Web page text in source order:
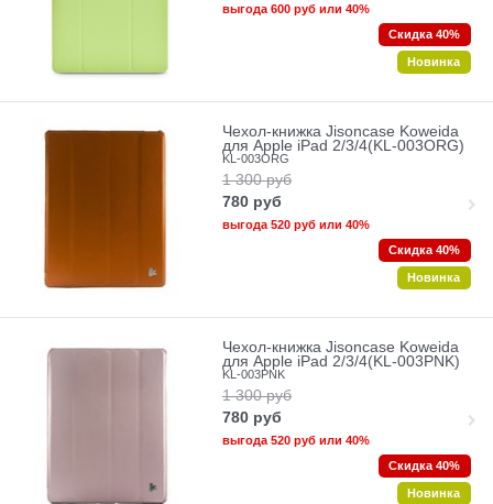
выгода 600 рубили 40%
Скидка 40%
Новинка
Чехол-книжка Jisoncase Koweida
для Apple iPad 2/3/4(KL-003ORG)
KL-003ORG
1 300 руб
780 руб
выгода 520 рубили 40%
Скидка 40%
Новинка
Чехол-книжка Jisoncase Koweida
для Apple iPad 2/3/4(KL-003PNK)
KL-003PNK
1 300 руб
780 руб
выгода 520 рубили 40%
Скидка 40%
Новинка